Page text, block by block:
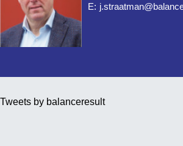
E:
Tweets by balanceresult